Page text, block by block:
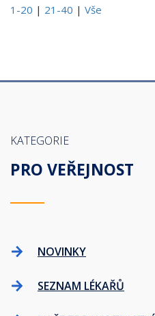
1-20 | 21-40 | Vše
KATEGORIE
PRO VEŘEJNOST
NOVINKY
SEZNAM LÉKAŘŮ